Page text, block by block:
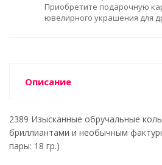
Приобретите подарочную
ювелирного украшения для
Описание
2389 Изысканные обручальные
бриллиантами и необычным
пары: 18 гр.)